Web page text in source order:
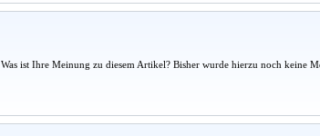
Was ist Ihre Meinung zu diesem Artikel? Bisher wurde hierzu noch keine